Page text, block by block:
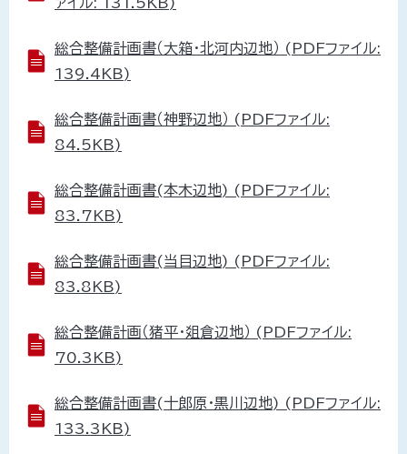
総合整備計画書（大箱・北河内辺地） (PDFファイル:
139.4KB)
総合整備計画書（神野辺地） (PDFファイル:
84.5KB)
総合整備計画書(本木辺地) (PDFファイル:
83.7KB)
総合整備計画書(当目辺地) (PDFファイル:
83.8KB)
総合整備計画（猪平・爼倉辺地） (PDFファイル:
70.3KB)
総合整備計画書(十郎原・黒川辺地) (PDFファイル:
133.3KB)